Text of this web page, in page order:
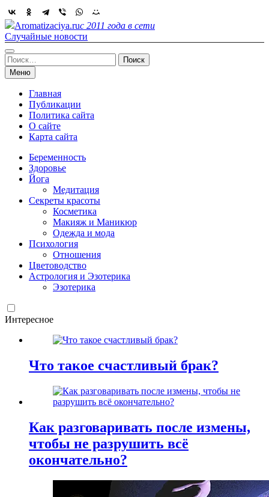
Skip
to
content
Aromatizaciya.ruс 2011 года в сети
Случайные новости
Найти:
Меню
Главная
Публикации
Политика сайта
О сайте
Карта сайта
Беременность
Здоровье
Йога
Медитация
Секреты красоты
Косметика
Макияж и Маникюр
Одежда и мода
Психология
Отношения
Цветоводство
Астрология и Эзотерика
Эзотерика
Интересное
Что такое счастливый брак?
Как разговаривать после измены,
чтобы не разрушить всё
окончательно?